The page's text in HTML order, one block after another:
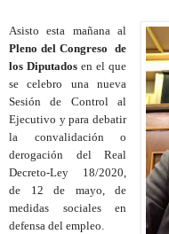
Asisto esta mañana al
Pleno del Congreso de
los Diputadosen el que
se celebro una nueva
Sesión de Control al
Ejecutivo y para debatir
la convalidación o
derogación del Real
Decreto-Ley 18/2020,
de 12 de mayo, de
medidas sociales en
defensa del empleo.